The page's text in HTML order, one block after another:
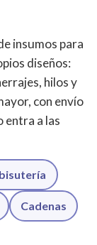
insumos para
diseños:
hilos y
con envío
entra a las
Cadenas